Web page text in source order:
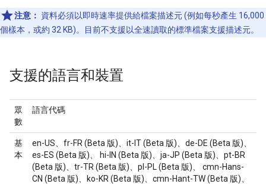
注意： 資料必須以即時速率提供給檔案描述元 (例如每秒產生 16,000
個樣本，或約 32 KB)。目前不支援以全速讀取的標準檔案支援描述元。
支援的語言和裝置
眾
數
語言代碼
基
本
en-US、fr-FR (Beta 版)、it-IT (Beta 版)、de-DE (Beta 版)、
es-ES (Beta 版)、 hi-IN (Beta 版)、ja-JP (Beta 版)、pt-BR
(Beta 版)、tr-TR (Beta 版)、pl-PL (Beta 版)、 cmn-Hans-
CN (Beta 版)、ko-KR (Beta 版)、cmn-Hant-TW (Beta 版)、